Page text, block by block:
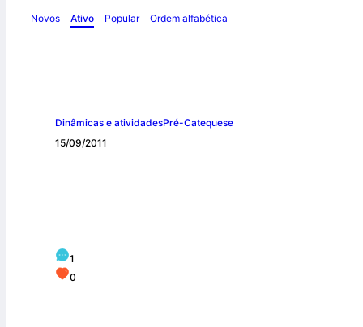
Novos Ativo Popular Ordem alfabética
Dinâmicas e atividadesPré-Catequese
15/09/2011
1
0